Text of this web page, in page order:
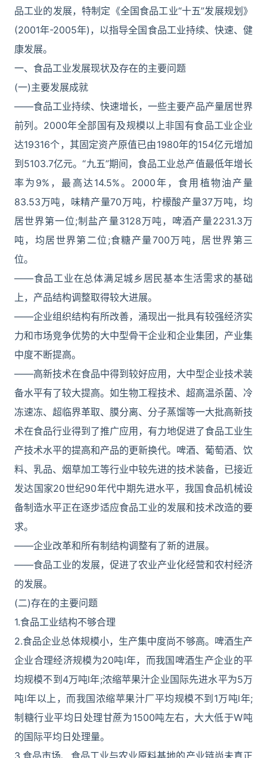
品工业的发展，特制定《全国食品工业“十五”发展规划》
(2001年-2005年)，以指导全国食品工业持续、快速、健
康发展。
一、食品工业发展现状及存在的主要问题
(一)主要发展成就
――食品工业持续、快速增长，一些主要产品产量居世界
前列。2000年全部国有及规模以上非国有食品工业企业
达19316个，其固定资产原值已由1980年的154亿元增加
到5103.7亿元。“九五”期间，食品工业总产值最低年增长
率为9%，最高达14.5%。2000年，食用植物油产量
83.53万吨，味精产量70万吨，柠檬酸产量37万吨，均
居世界第一位;制盐产量3128万吨，啤酒产量2231.3万
吨，均居世界第二位;食糖产量700万吨，居世界第三
位。
――食品工业在总体满足城乡居民基本生活需求的基础
上，产品结构调整取得较大进展。
――企业组织结构有所改善，涌现出一批具有较强经济实
力和市场竞争优势的大中型骨干企业和企业集团，产业集
中度不断提高。
――高新技术在食品中得到较好应用，大中型企业技术装
备水平有了较大提高。如生物工程技术、超高温杀菌、冷
冻速冻、超临界革取、膜分离、分子蒸馏等一大批高新技
术在食品行业得到了推广应用，有力地促进了食品工业生
产技术水平的提高和产品的更新换代。啤酒、葡萄酒、饮
料、乳品、烟草加工等行业中较先进的技术装备，已接近
发达国家20世纪90年代中期先进水平，我国食品机械设
备制造水平正在逐步适应食品工业的发展和技术改造的要
求。
――企业改革和所有制结构调整有了新的进展。
――食品工业的发展，促进了农业产业化经营和农村经济
的发展。
(二)存在的主要问题
1.食品工业结构不够合理
2.食品企业总体规模小，生产集中度尚不够高。啤酒生产
企业合理经济规模为20吨l年，而我国啤酒生产企业的平
均规模不到4万吨l年;浓缩苹果汁企业国际先进水平为5万
吨l年以上，而我国浓缩苹果汁厂平均规模不到1万吨l年;
制糖行业平均日处理甘蔗为1500吨左右，大大低于W吨
的国际平均日处理量。
3.食品市场、食品工业与农业原料基地的产业链尚未真正